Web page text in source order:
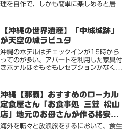
理を自作で、しかも簡単に楽しめると居候
併せてご紹介。沖縄名物・骨汁作り方と言
っても超簡単...
【沖縄の世界遺産】「中城城跡」
が天空の城ラピュタ
沖縄のホテルはチェックインが15時から
ってのが多い。アパートを利用した家具付
きホテルはそもそもレセプションがなくて
いても準備ができてるのでどうぞ。とはい
かない。きっ...
沖縄【那覇】おすすめのローカル
定食屋さん「お食事処 三笠 松山
店」地元のお母さんが作る格安定
食！
海外を転々と放浪旅をするにおいて、食生